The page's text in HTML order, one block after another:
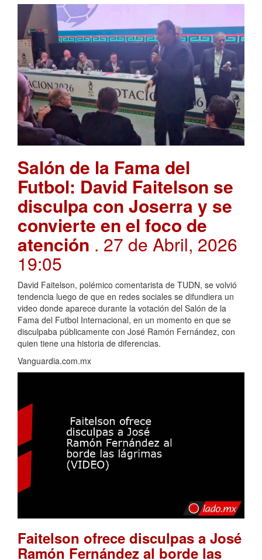
Salón de la Fama del
Futbol: David Faitelson se
disculpa con Joserra y se
convierte en el foco de
atención . 27 de Abril, 2026
19:05
David Faitelson, polémico comentarista de TUDN, se volvió
tendencia luego de que en redes sociales se difundiera un
video donde aparece durante la votación del Salón de la
Fama del Futbol Internacional, en un momento en que se
disculpaba públicamente con José Ramón Fernández, con
quien tiene una historia de diferencias.
Vanguardia.com.mx
Faitelson ofrece disculpas a José
Ramón Fernández al borde las